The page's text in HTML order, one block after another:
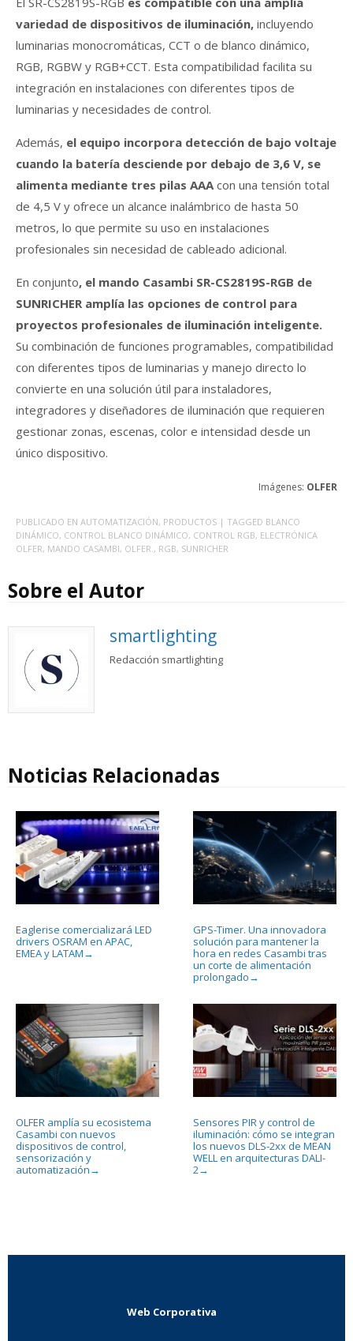
variedad de dispositivos de iluminación, incluyendo
luminarias monocromáticas, CCT o de blanco dinámico,
RGB, RGBW y RGB+CCT. Esta compatibilidad facilita su
integración en instalaciones con diferentes tipos de
luminarias y necesidades de control.
Además, el equipo incorpora detección de bajo voltaje
cuando la batería desciende por debajo de 3,6 V, se
alimenta mediante tres pilas AAAcon una tensión total
de 4,5 V y ofrece un alcance inalámbrico de hasta 50
metros, lo que permite su uso en instalaciones
profesionales sin necesidad de cableado adicional.
En conjunto, el mando Casambi SR-CS2819S-RGB de
SUNRICHER amplía las opciones de control para
proyectos profesionales de iluminación inteligente.
Su combinación de funciones programables, compatibilidad
con diferentes tipos de luminarias y manejo directo lo
convierte en una solución útil para instaladores,
integradores y diseñadores de iluminación que requieren
gestionar zonas, escenas, color e intensidad desde un
único dispositivo.
Imágenes: OLFER
PUBLICADO EN AUTOMATIZACIÓN, PRODUCTOS | TAGGED BLANCO
DINÁMICO, CONTROL BLANCO DINÁMICO, CONTROL RGB, ELECTRÓNICA
OLFER, MANDO CASAMBI, OLFER. , RGB, SUNRICHER
Sobre el Autor
smartlighting
Redacción smartlighting
Noticias Relacionadas
Eaglerise comercializará LED
drivers OSRAM en APAC,
EMEA y LATAM →
GPS-Timer. Una innovadora
solución para mantener la
hora en redes Casambi tras
un corte de alimentación
prolongado →
OLFER amplía su ecosistema
Casambi con nuevos
dispositivos de control,
sensorización y
automatización →
Sensores PIR y control de
iluminación: cómo se integran
los nuevos DLS-2xx de MEAN
WELL en arquitecturas DALI-
2→
Web Corporativa